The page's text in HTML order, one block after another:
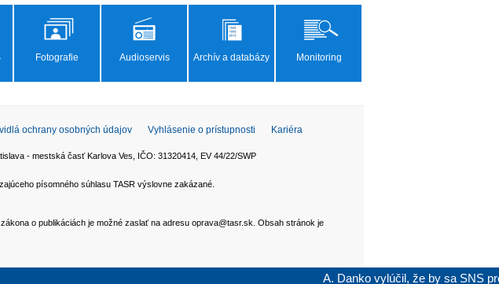
A. Danko vylúčil, že by sa SNS
Fotografie Audioservis Archív a databázy Monitoring
ochrany osobných údajov Vyhlásenie o prístupnosti
Kariéra
- mestská časť Karlova Ves, IČO: 31320414, EV 44/22/SWP
písomného súhlasu TASR výslovne zakázané.
o publikáciách je možné zaslať na adresu oprava@tasr.sk. Obsah stránok je